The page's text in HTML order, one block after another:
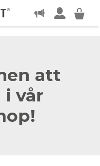
att
i vår